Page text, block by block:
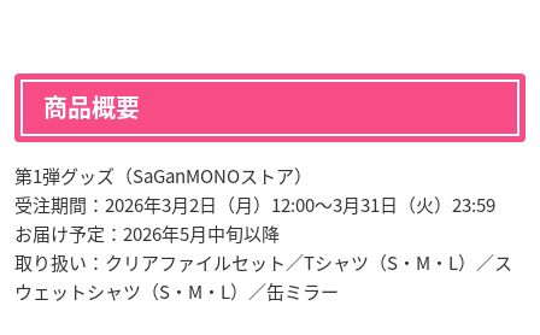
商品概要
第1弾グッズ（SaGanMONOストア）
受注期間：2026年3月2日（月）12:00〜3月31日（火）23:59
お届け予定：2026年5月中旬以降
取り扱い：クリアファイルセット／Tシャツ（S・M・L）／ス
ウェットシャツ（S・M・L）／缶ミラー